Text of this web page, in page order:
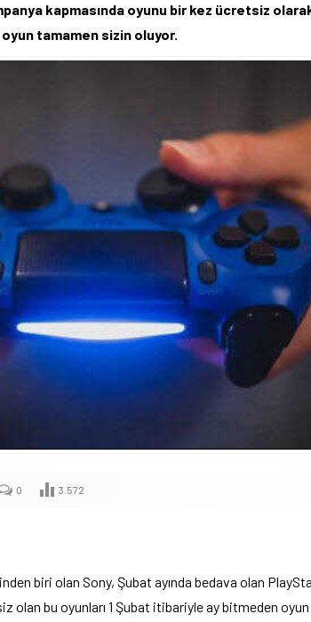
kapmasında oyunu bir kez ücretsiz
tamamen sizin oluyor.
0 3.572
biri olan Sony, Şubat ayında bedava olan
olan bu oyunları 1 Şubat itibariyle ay bitmeden